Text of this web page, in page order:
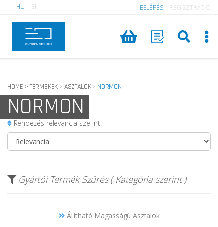
HU EN BELÉPÉS REGISZTRÁCIÓ
HOME > TERMEKEK > ASZTALOK > NORMON
NORMON
Rendezés relevancia szerint:
Gyártói Termék Szűrés ( Kategória szerint )
Állítható Magasságú Asztalok